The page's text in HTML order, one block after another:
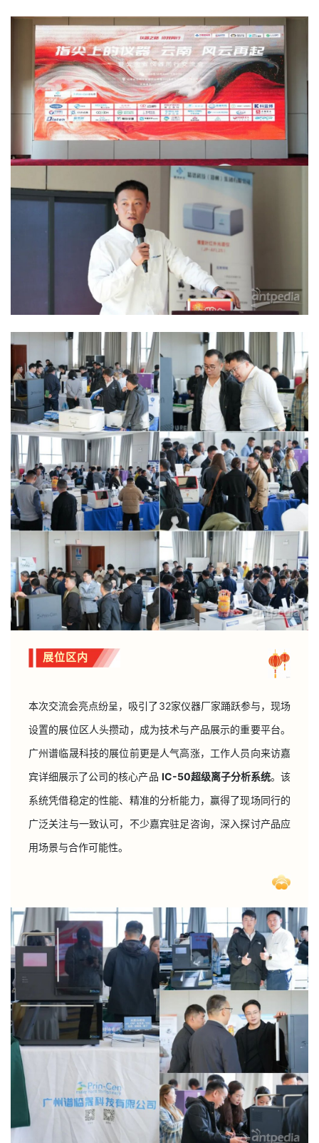
展位区内
本次交流会亮点纷呈，吸引了32家仪器厂家踊跃参与，现场
设置的展位区人头攒动，成为技术与产品展示的重要平台。
广州谱临晟科技的展位前更是人气高涨，工作人员向来访嘉
宾详细展示了公司的核心产品 IC-50超级离子分析系统。该
系统凭借稳定的性能、精准的分析能力，赢得了现场同行的
广泛关注与一致认可，不少嘉宾驻足咨询，深入探讨产品应
用场景与合作可能性。